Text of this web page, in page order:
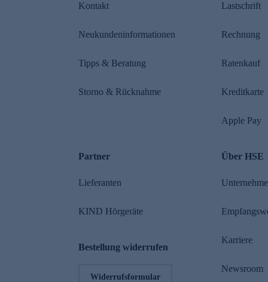
Kontakt
Neukundeninformationen
Tipps & Beratung
Storno & Rücknahme
Lastschrift
Rechnung
Ratenkauf
Kreditkarte
Apple Pay
Partner
Lieferanten
KIND Hörgeräte
Bestellung widerrufen
Widerrufsformular
Über HSE
Karriere
Newsroom